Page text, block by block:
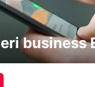
business